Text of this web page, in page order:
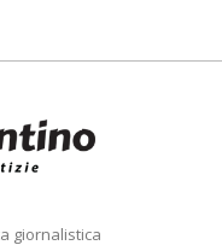
giornalistica